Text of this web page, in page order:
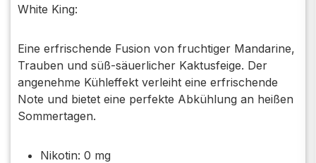
White King:
Eine erfrischende Fusion von fruchtiger Mandarine,
Trauben und süß-säuerlicher Kaktusfeige. Der
angenehme Kühleffekt verleiht eine erfrischende
Note und bietet eine perfekte Abkühlung an heißen
Sommertagen.
Nikotin: 0 mg